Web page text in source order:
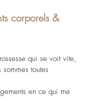
corporels &
qui se voit vite,
toutes
en ce qui me